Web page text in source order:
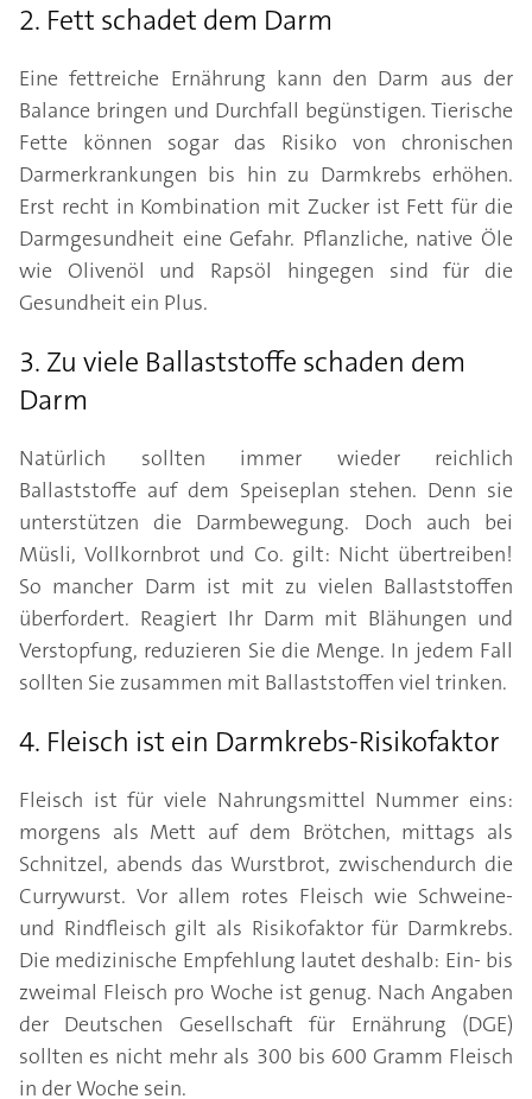
2. Fett schadet dem Darm
Eine fettreiche Ernährung kann den Darm aus der
Balance bringen und Durchfall begünstigen. Tierische
Fette können sogar das Risiko von chronischen
Darmerkrankungen bis hin zu Darmkrebs erhöhen.
Erst recht in Kombination mit Zucker ist Fett für die
Darmgesundheit eine Gefahr. Pflanzliche, native Öle
wie Olivenöl und Rapsöl hingegen sind für die
Gesundheit ein Plus.
3. Zu viele Ballaststoffe schaden dem
Darm
Natürlich sollten immer wieder reichlich
Ballaststoffe auf dem Speiseplan stehen. Denn sie
unterstützen die Darmbewegung. Doch auch bei
Müsli, Vollkornbrot und Co. gilt: Nicht übertreiben!
So mancher Darm ist mit zu vielen Ballaststoffen
überfordert. Reagiert Ihr Darm mit Blähungen und
Verstopfung, reduzieren Sie die Menge. In jedem Fall
sollten Sie zusammen mit Ballaststoffen viel trinken.
4. Fleisch ist ein Darmkrebs-Risikofaktor
Fleisch ist für viele Nahrungsmittel Nummer eins:
morgens als Mett auf dem Brötchen, mittags als
Schnitzel, abends das Wurstbrot, zwischendurch die
Currywurst. Vor allem rotes Fleisch wie Schweine-
und Rindfleisch gilt als Risikofaktor für Darmkrebs.
Die medizinische Empfehlung lautet deshalb: Ein- bis
zweimal Fleisch pro Woche ist genug. Nach Angaben
der Deutschen Gesellschaft für Ernährung (DGE)
sollten es nicht mehr als 300 bis 600 Gramm Fleisch
in der Woche sein.